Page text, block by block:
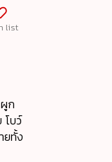
list
ก
โบว์
ยทั้ง